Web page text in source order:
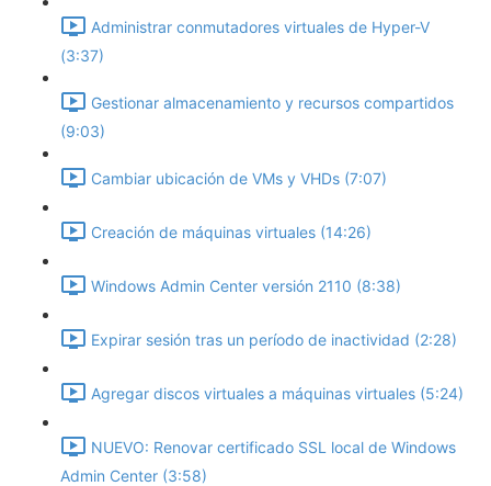
Administrar conmutadores virtuales de Hyper-V
(3:37)
Gestionar almacenamiento y recursos compartidos
(9:03)
Cambiar ubicación de VMs y VHDs (7:07)
Creación de máquinas virtuales (14:26)
Windows Admin Center versión 2110 (8:38)
Expirar sesión tras un período de inactividad (2:28)
Agregar discos virtuales a máquinas virtuales (5:24)
NUEVO: Renovar certificado SSL local de Windows
Admin Center (3:58)